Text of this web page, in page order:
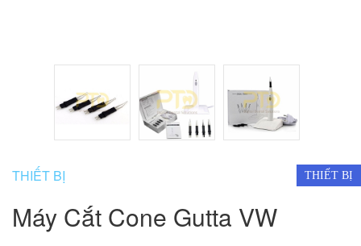
THIẾT BỊ THIẾT BỊ
Máy Cắt Cone Gutta VW